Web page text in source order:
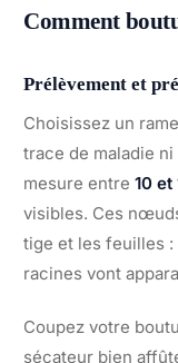
Comment
Prélèvement et
Choisissez un
trace de maladie
mesure entre 10 et
visibles. Ces
tige et les feuilles :
racines vont
Coupez votre
sécateur bien